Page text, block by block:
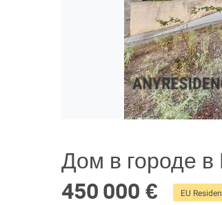
Дом в городе
450 000 €
EU